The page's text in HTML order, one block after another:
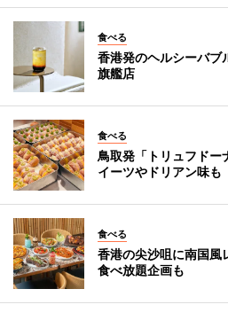
食べる
香港発のヘルシーバブ
旗艦店
食べる
鳥取発「トリュフド
イーツやドリアン味も
食べる
香港の尖沙咀に南国
食べ放題企画も